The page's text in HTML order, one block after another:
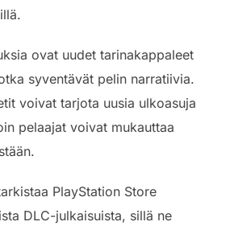
ovat uudet tarinakappaleet
syventävät pelin narratiivia.
voivat tarjota uusia ulkoasuja
pelaajat voivat mukauttaa
PlayStation Store
DLC-julkaisuista, sillä ne